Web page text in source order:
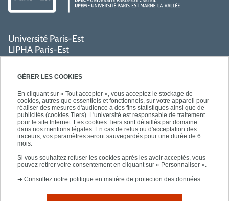
GÉRER LES COOKIES
En cliquant sur « Tout accepter », vous acceptez le stockage de
cookies, autres que essentiels et fonctionnels, sur votre appareil pour
réaliser des mesures d'audience à des fins statistiques ainsi que de
publicités (cookies Tiers). L'université est responsable de traitement
pour le site Internet. Les cookies Tiers sont détaillés par domaine
dans nos mentions légales. En cas de refus ou d'acceptation des
traceurs, vos paramètres seront sauvegardés pour une durée de 6
mois.
Si vous souhaitez refuser les cookies après les avoir acceptés, vous
pouvez retirer votre consentement en cliquant sur « Personnaliser ».
➜ Consultez notre politique en matière de protection des données.
Université Paris-Est
LIPHA Paris-Est
61, avenue du Général de Gaulle
PRATIQUE
ACCÈS RAPIDES